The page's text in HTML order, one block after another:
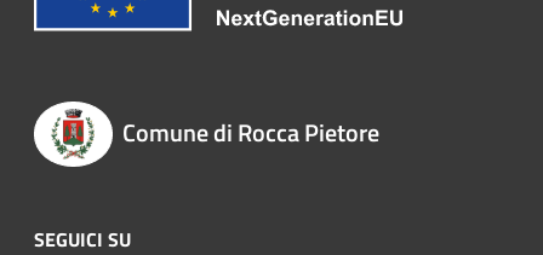
Comune di Rocca Pietore
SEGUICI SU